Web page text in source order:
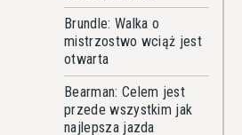
Brundle: Walka o
mistrzostwo wciąż jest
otwarta
Bearman: Celem jest
przede wszystkim jak
najlepsza jazda